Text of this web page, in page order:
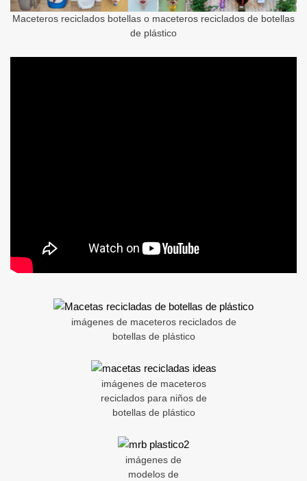
Maceteros reciclados botellas o maceteros reciclados de botellas
de plástico
imágenes de maceteros reciclados de
botellas de plástico
imágenes de maceteros
reciclados para niños de
botellas de plástico
imágenes de
modelos de